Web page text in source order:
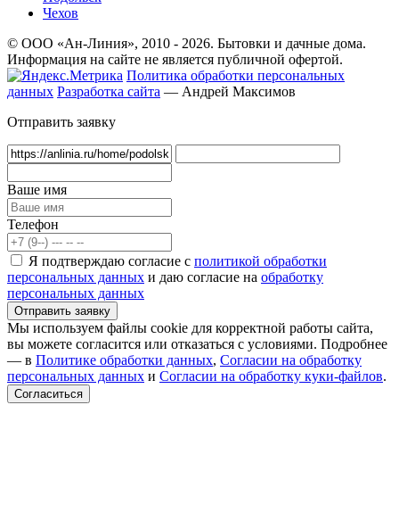
Чехов
© ООО «Ан-Линия», 2010 - 2026. Бытовки и дачные дома.
Информация на сайте не является публичной офертой.
Политика обработки персональных
данных Разработка сайта — Андрей Максимов
Отправить заявку
Ваше имя
Телефон
Я подтверждаю согласие с политикой обработки
персональных данных и даю согласие на обработку
персональных данных
Мы используем файлы cookie для корректной работы сайта,
вы можете согласится или отказаться с условиями. Подробнее
— в Политике обработки данных, Согласии на обработку
персональных данных и Согласии на обработку куки-файлов.